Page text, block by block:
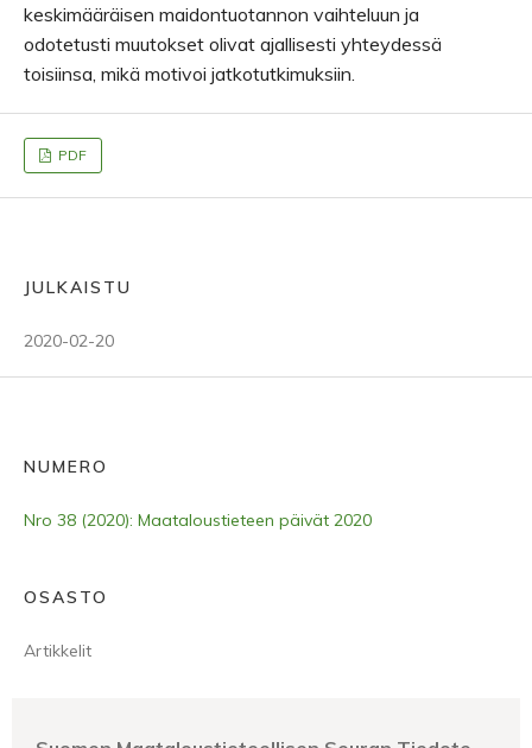
keskimääräisen maidontuotannon vaihteluun ja
odotetusti muutokset olivat ajallisesti yhteydessä
toisiinsa, mikä motivoi jatkotutkimuksiin.
PDF
JULKAISTU
2020-02-20
NUMERO
Nro 38 (2020): Maataloustieteen päivät 2020
OSASTO
Artikkelit